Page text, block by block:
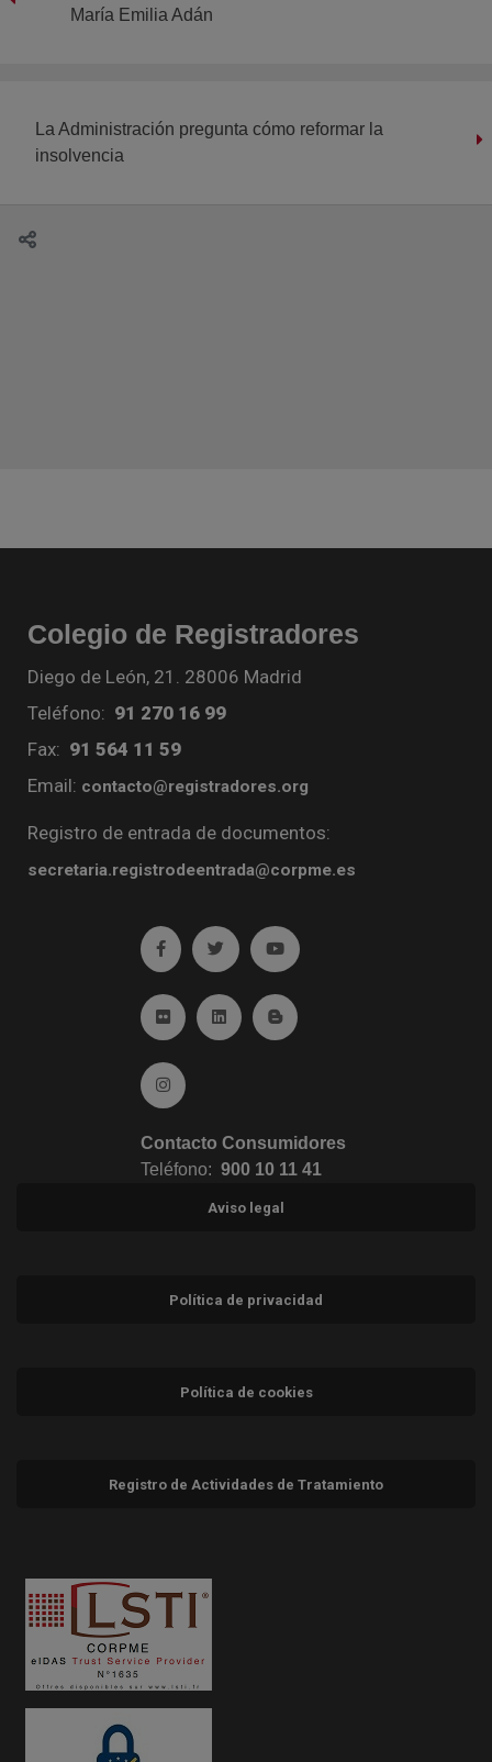
María Emilia Adán
La Administración pregunta cómo reformar la
insolvencia
Colegio de Registradores
Diego de León, 21. 28006 Madrid
Teléfono: 91 270 16 99
Fax: 91 564 11 59
Email: contacto@registradores.org
Registro de entrada de documentos:
secretaria.registrodeentrada@corpme.es
Ir a facebook (abre en ventana nueva)
Ir a twitter (abre en ventana nueva)
Ir a YouTube (abre en
Ir a Flickr (abre en ventana nueva)
Ir a Linkedin (abre en ventana nueva)
Ir al Blog (abre en ventana
Ir a Instagram (abre en ventana nueva)
Contacto Consumidores
Teléfono: 900 10 11 41
Aviso legal
Política de privacidad
Política de cookies
Registro de Actividades de Tratamiento